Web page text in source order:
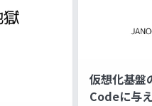
仮想化基盤
Codeに与